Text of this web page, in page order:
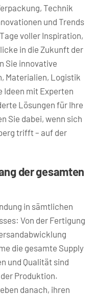
Technik
und Trends
voller Inspiration,
in die Zukunft der
Sie innovative
Materialien, Logistik
Ideen mit Experten
Lösungen für Ihre
Sie dabei, wenn sich
trifft – auf der
der gesamten
in sämtlichen
Von der Fertigung
die gesamte Supply
und Qualität sind
Produktion.
danach, ihren